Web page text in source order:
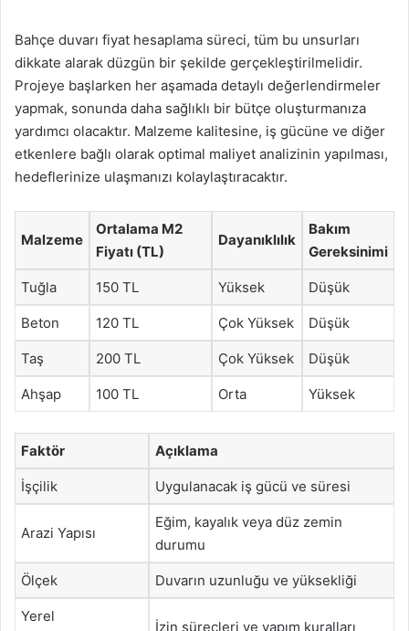
Bahçe duvarı fiyat hesaplama süreci, tüm bu unsurları
dikkate alarak düzgün bir şekilde gerçekleştirilmelidir.
Projeye başlarken her aşamada detaylı değerlendirmeler
yapmak, sonunda daha sağlıklı bir bütçe oluşturmanıza
yardımcı olacaktır. Malzeme kalitesine, iş gücüne ve diğer
etkenlere bağlı olarak optimal maliyet analizinin yapılması,
hedeflerinize ulaşmanızı kolaylaştıracaktır.
Malzeme
Ortalama M2
Fiyatı (TL)
Dayanıklılık
Bakım
Gereksinimi
Tuğla 150 TL Yüksek Düşük
Beton 120 TL Çok Yüksek Düşük
Taş 200 TL Çok Yüksek Düşük
Ahşap 100 TL Orta Yüksek
Faktör Açıklama
İşçilik Uygulanacak iş gücü ve süresi
Arazi Yapısı
Eğim, kayalık veya düz zemin
durumu
Ölçek Duvarın uzunluğu ve yüksekliği
Yerel
İzin süreçleri ve yapım kuralları